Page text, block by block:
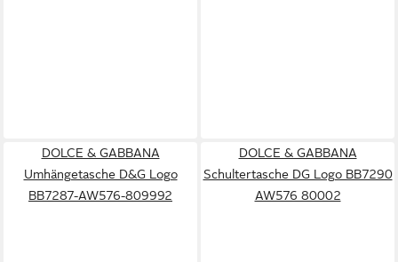
DOLCE & GABBANA
Umhängetasche D&G Logo
BB7287-AW576-809992
DOLCE & GABBANA
Schultertasche DG Logo BB7290
AW576 80002